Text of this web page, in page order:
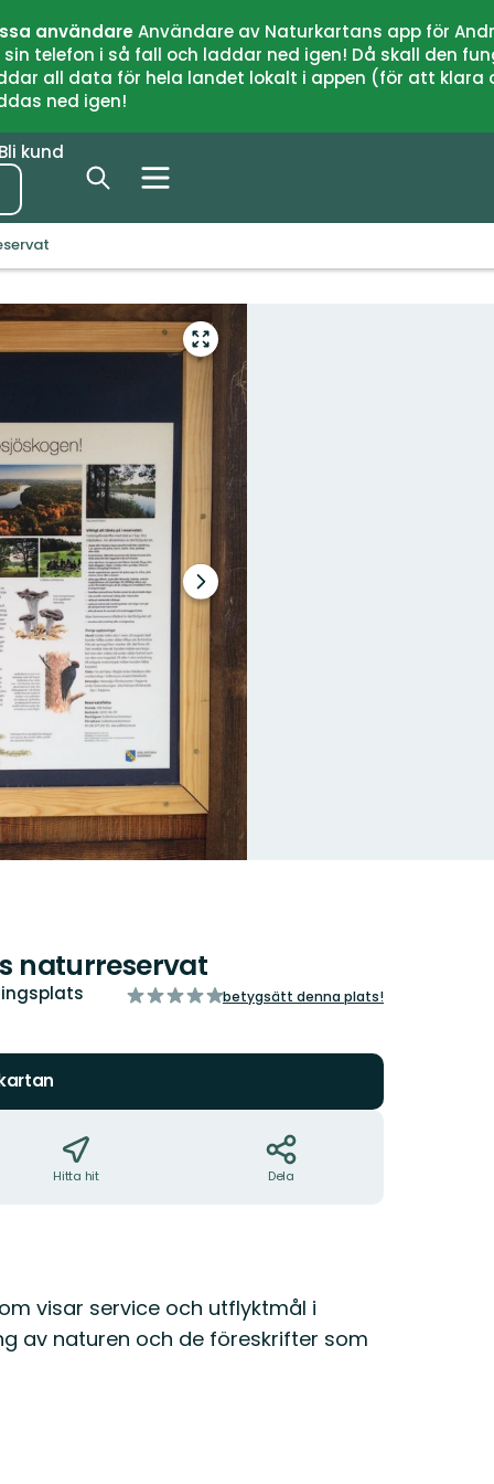
användareAnvändare av Naturkartans app för
telefon i så fall och laddar ned igen! Då skall den
all data för hela landet lokalt i appen (för att
ned igen!
Bli kund
Gå
till
helskärmsläge
Nästa
bildspel
naturreservat
av
betygsätt denna plats!
Hitta hit Dela
visar service och utflyktmål i
av naturen och de föreskrifter som